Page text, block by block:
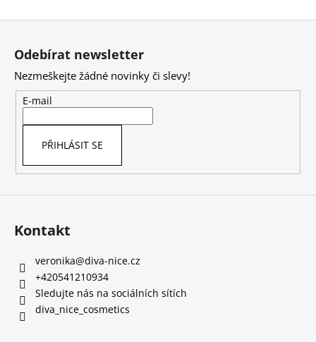
Z
Odebírat newsletter
Nezmeškejte žádné novinky či slevy!
E-mail
PŘIHLÁSIT SE
Kontakt
veronika@diva-nice.cz
+420541210934
Sledujte nás na sociálních sítích
diva_nice_cosmetics